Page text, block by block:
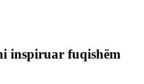
inspiruar fuqishëm